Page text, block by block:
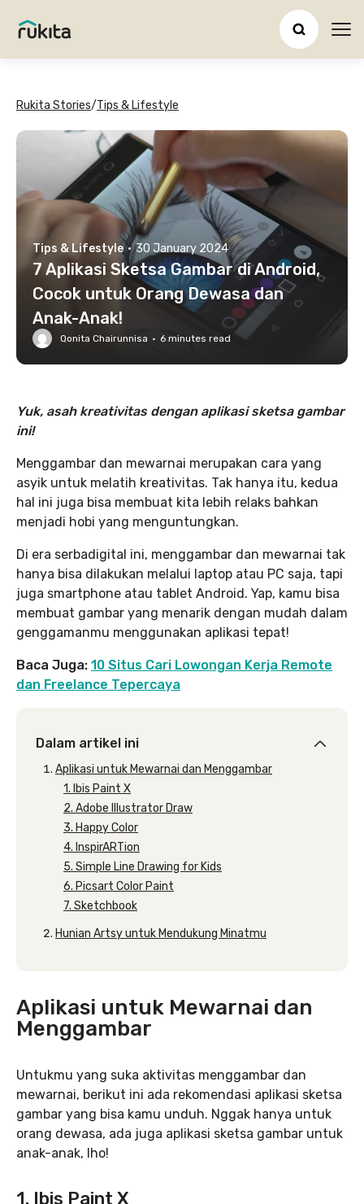
Rukita Stories/Tips & Lifestyle
Tips & Lifestyle · 30 January 2024
7 Aplikasi Sketsa Gambar di Android,
Cocok untuk Orang Dewasa dan
Anak-Anak!
Qonita Chairunnisa · 6 minutes read
Yuk, asah kreativitas dengan aplikasi sketsa gambar
ini!
Menggambar dan mewarnai merupakan cara yang
asyik untuk melatih kreativitas. Tak hanya itu, kedua
hal ini juga bisa membuat kita lebih relaks bahkan
menjadi hobi yang menguntungkan.
Di era serbadigital ini, menggambar dan mewarnai tak
hanya bisa dilakukan melalui laptop atau PC saja, tapi
juga smartphone atau tablet Android. Yap, kamu bisa
membuat gambar yang menarik dengan mudah dalam
genggamanmu menggunakan aplikasi tepat!
Baca Juga: 10 Situs Cari Lowongan Kerja Remote
dan Freelance Tepercaya
Dalam artikel ini
Aplikasi untuk Mewarnai dan Menggambar
1. Ibis Paint X
2. Adobe Illustrator Draw
3. Happy Color
4. InspirARTion
5. Simple Line Drawing for Kids
6. Picsart Color Paint
7. Sketchbook
Hunian Artsy untuk Mendukung Minatmu
Aplikasi untuk Mewarnai dan
Menggambar
Untukmu yang suka aktivitas menggambar dan
mewarnai, berikut ini ada rekomendasi aplikasi sketsa
gambar yang bisa kamu unduh. Nggak hanya untuk
orang dewasa, ada juga aplikasi sketsa gambar untuk
anak-anak, lho!
1. Ibis Paint X